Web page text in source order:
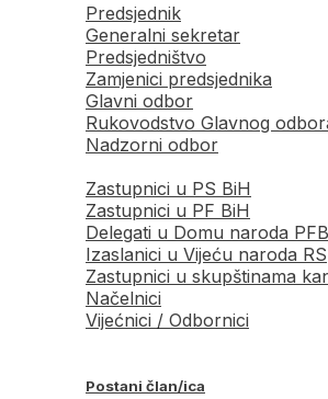
Predsjednik
Generalni sekretar
Predsjedništvo
Zamjenici predsjednika
Glavni odbor
Rukovodstvo Glavnog
Nadzorni odbor
Zastupnici u PS BiH
Zastupnici u PF BiH
Delegati u Domu naroda
Izaslanici u Vijeću naroda RS
Zastupnici u skupštinama
Načelnici
Vijećnici / Odbornici
Postani član/ica